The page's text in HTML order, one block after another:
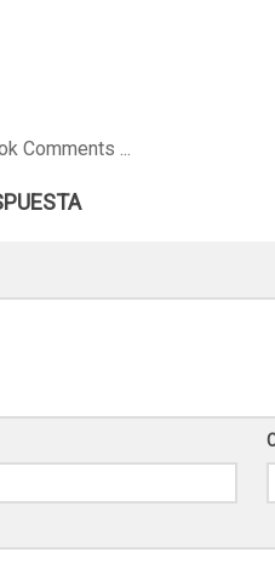
Comments ...